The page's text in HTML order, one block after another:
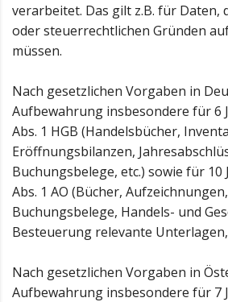
verarbeitet. Das gilt z.B. für Daten,
oder steuerrechtlichen Gründen
müssen.
Nach gesetzlichen Vorgaben in
Aufbewahrung insbesondere für 6
Abs. 1 HGB (Handelsbücher,
Eröffnungsbilanzen,
Buchungsbelege, etc.) sowie für 10
Abs. 1 AO (Bücher,
Buchungsbelege, Handels- und
Besteuerung relevante Unterlagen,
Nach gesetzlichen Vorgaben in
Aufbewahrung insbesondere für 7